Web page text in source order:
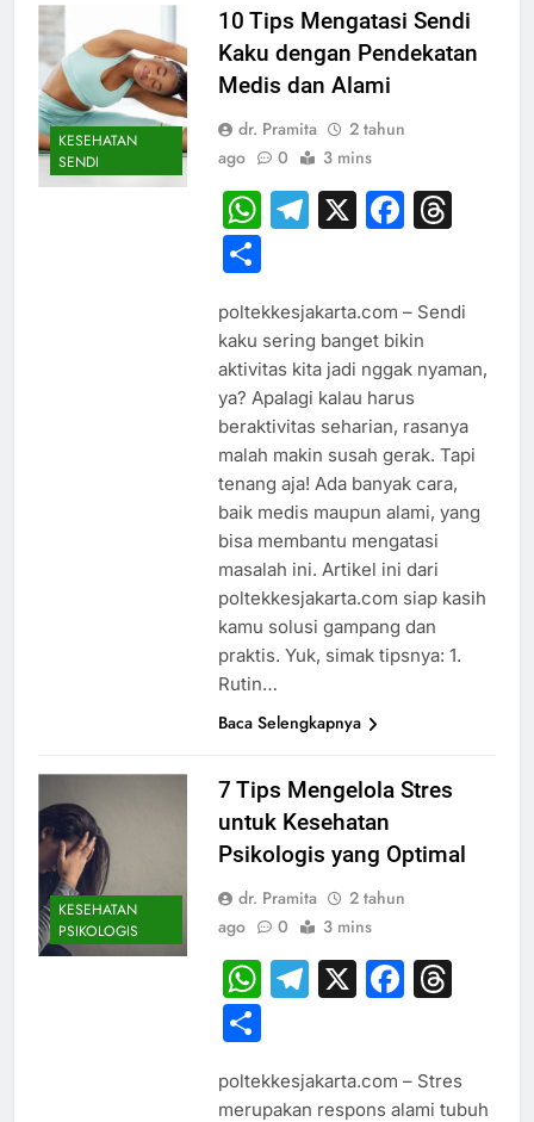
KESEHATAN
SENDI
10 Tips Mengatasi Sendi
Kaku dengan Pendekatan
Medis dan Alami
dr. Pramita
2 tahun
ago
0 3 mins
WhatsApp
Telegram
X
Share
poltekkesjakarta.com – Sendi
kaku sering banget bikin
aktivitas kita jadi nggak nyaman,
ya? Apalagi kalau harus
beraktivitas seharian, rasanya
malah makin susah gerak. Tapi
tenang aja! Ada banyak cara,
baik medis maupun alami, yang
bisa membantu mengatasi
masalah ini. Artikel ini dari
poltekkesjakarta.com siap kasih
kamu solusi gampang dan
praktis. Yuk, simak tipsnya: 1.
Rutin…
Baca Selengkapnya
KESEHATAN
PSIKOLOGIS
7 Tips Mengelola Stres
untuk Kesehatan
Psikologis yang Optimal
dr. Pramita
2 tahun
ago
0 3 mins
WhatsApp
Telegram
X
Share
poltekkesjakarta.com – Stres
merupakan respons alami tubuh